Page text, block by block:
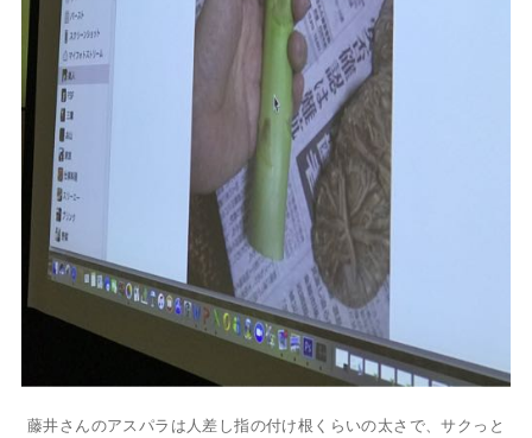
藤井さんのアスパラは人差し指の付け根くらいの太さで、サクっと